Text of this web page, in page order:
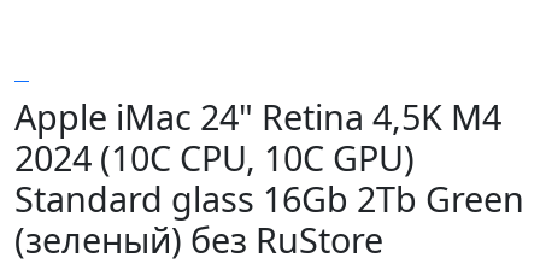
Apple iMac 24" Retina 4,5K M4
2024 (10C CPU, 10C GPU)
Standard glass 16Gb 2Tb Green
(зеленый) без RuStore